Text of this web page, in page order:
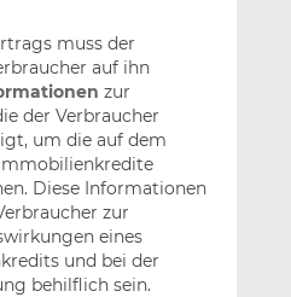
muss der
auf ihn
zur
der Verbraucher
um die auf dem
Diese Informationen
zur
eines
und bei der
behilflich sein.